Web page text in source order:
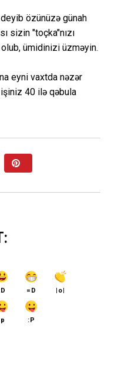
özünüzə günah
sizin "toçka"nızı
ümidinizi üzməyin.
eyni vaxtda nəzər
40 ilə qəbula
=D |o|
:P